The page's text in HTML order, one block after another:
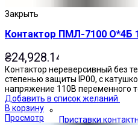
Приставки
Закрыть
Контактор ПМЛ-7100 О*4Б
₴24,928.14
Контактор нереверсивный без
степенью защиты IP00, с
напряжение 110В переменного
Добавить в список желаний
В корзину
Просмотр